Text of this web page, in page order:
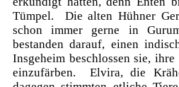
Tümpel. Die alten Hühner
schon immer gerne in
bestanden darauf, einen
Insgeheim beschlossen sie,
einzufärben. Elvira, die